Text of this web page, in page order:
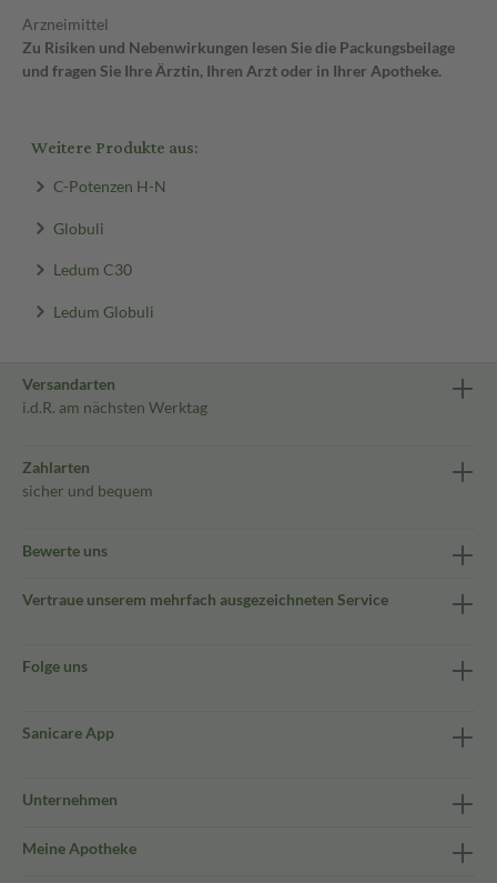
Arzneimittel
Zu Risiken und Nebenwirkungen lesen Sie die Packungsbeilage
und fragen Sie Ihre Ärztin, Ihren Arzt oder in Ihrer Apotheke.
Weitere Produkte aus:
C-Potenzen H-N
Globuli
Ledum C30
Ledum Globuli
Versandarten
i.d.R. am nächsten Werktag
Zahlarten
sicher und bequem
Bewerte uns
Vertraue unserem mehrfach ausgezeichneten Service
Folge uns
Sanicare App
Unternehmen
Meine Apotheke